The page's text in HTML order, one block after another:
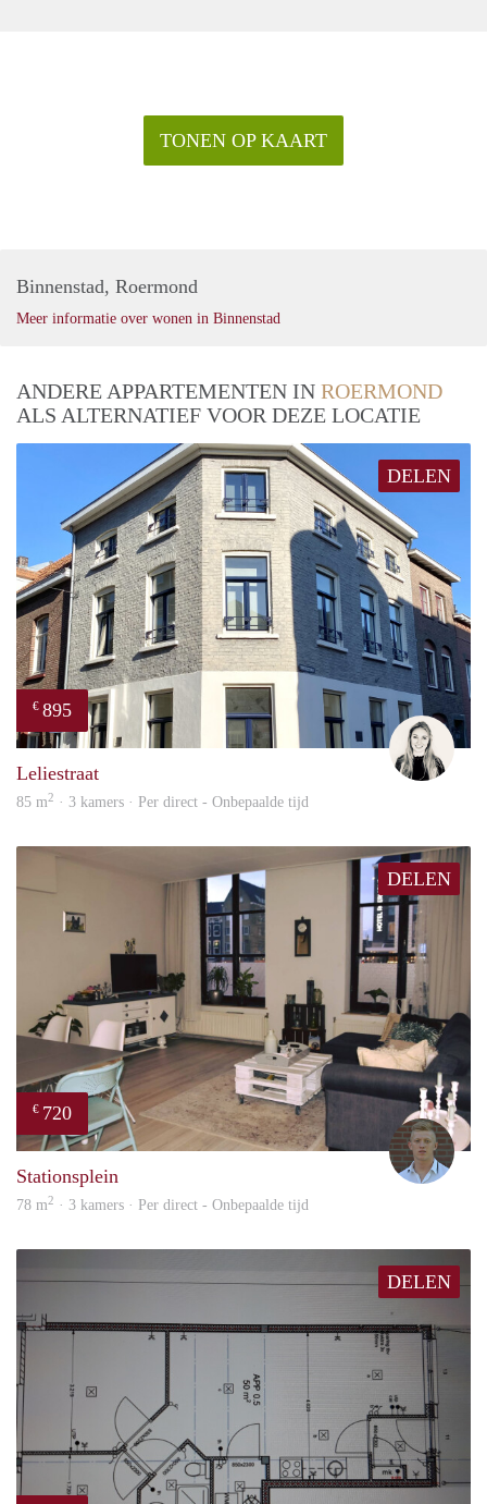
TONEN OP KAART
Binnenstad, Roermond
Meer informatie over wonen in Binnenstad
ANDERE APPARTEMENTEN IN ROERMOND
ALS ALTERNATIEF VOOR DEZE LOCATIE
DELEN
€ 895
Fleur
Leliestraat
85 m2 · 3 kamers · Per direct - Onbepaalde tijd
DELEN
€ 720
Tom
Stationsplein
78 m2 · 3 kamers · Per direct - Onbepaalde tijd
DELEN